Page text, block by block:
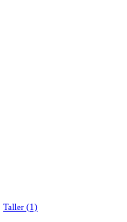
Taller (1)